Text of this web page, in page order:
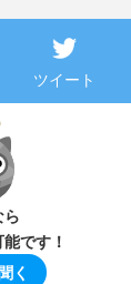
ツイート
ら
です！
く